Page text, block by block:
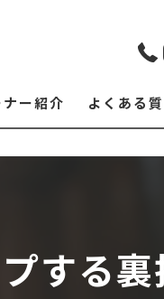
ナー紹介 よくある
する裏